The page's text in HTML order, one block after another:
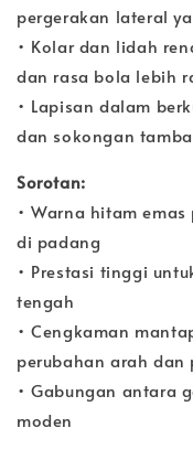
pergerakan lateral
• Kolar dan lidah
dan rasa bola lebih
• Lapisan dalam
dan sokongan
Sorotan:
• Warna hitam
di padang
• Prestasi tinggi
tengah
• Cengkaman
perubahan arah dan
• Gabungan antara
moden